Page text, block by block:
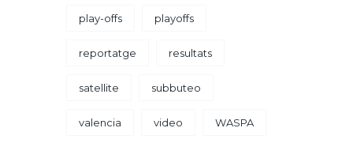
play-offs playoffs
reportatge resultats
satellite subbuteo
valencia video WASPA